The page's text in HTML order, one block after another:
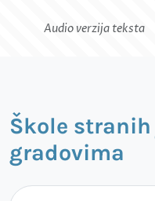
Audio verzija teksta
Škole
gradovima